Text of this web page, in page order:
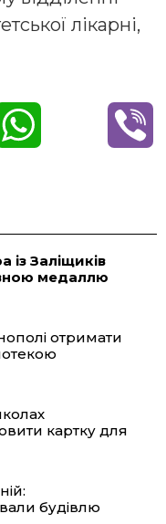
лікарні,
t
A
із Заліщиків
медаллю
отримати
картку для
будівлю